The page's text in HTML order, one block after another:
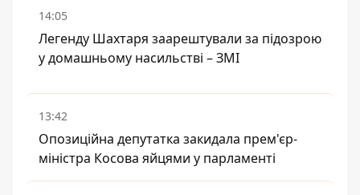
14:05
Легенду Шахтаря заарештували за підозрою
у домашньому насильстві – ЗМІ
13:42
Опозиційна депутатка закидала прем'єр-
міністра Косова яйцями у парламенті